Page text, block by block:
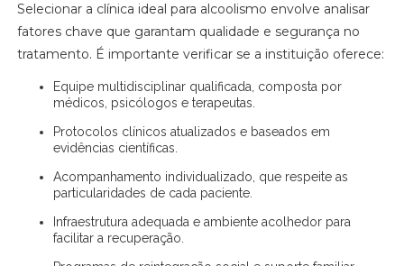
Selecionar a clínica ideal para alcoolismo envolve analisar
fatores chave que garantam qualidade e segurança no
tratamento. É importante verificar se a instituição oferece:
Equipe multidisciplinar qualificada, composta por
médicos, psicólogos e terapeutas.
Protocolos clínicos atualizados e baseados em
evidências científicas.
Acompanhamento individualizado, que respeite as
particularidades de cada paciente.
facilitar a recuperação.